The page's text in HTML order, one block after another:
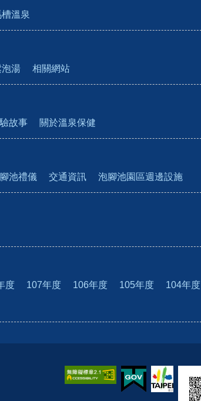
槽溫泉
湯 相關網站
故事 關於溫泉保健
池禮儀 交通資訊 泡腳池園區週邊設施
度 107年度 106年度 105年度 104年度